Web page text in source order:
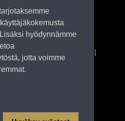
hyödynnämme
jotta voimme
Finland Oy
Naantali, Finland